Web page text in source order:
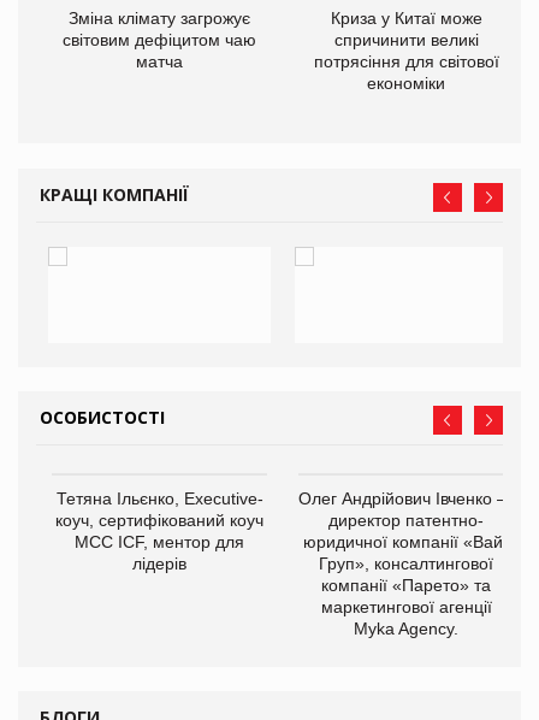
Зміна клімату загрожує
світовим дефіцитом чаю
матча
Криза у Китаї може
спричинити великі
потрясіння для світової
економіки
КРАЩІ КОМПАНІЇ
ОСОБИСТОСТІ
Тетяна Ільєнко, Executive-
коуч, сертифікований коуч
МСС ICF, ментор для
лідерів
Олег Андрійович Івченко —
директор патентно-
юридичної компанії «Вайз
Груп», консалтингової
компанії «Парето» та
маркетингової агенції
Myka Agency.